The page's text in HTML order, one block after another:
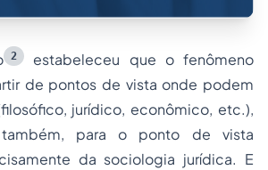
2
estabeleceu que o fenômeno
de pontos de vista onde podem
jurídico, econômico, etc.),
também, para o ponto de vista
da sociologia jurídica. E